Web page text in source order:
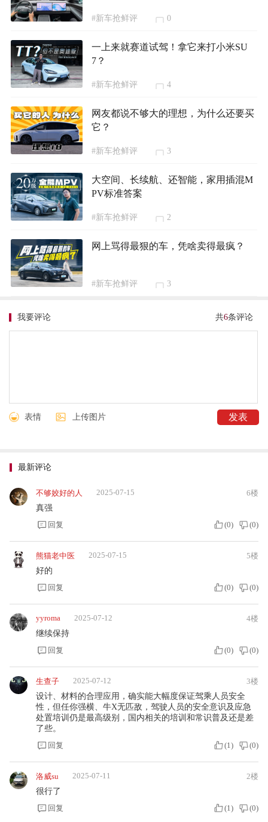
#新车抢鲜评 0
一上来就赛道试驾！拿它来打小米SU
7？
#新车抢鲜评 4
网友都说不够大的理想，为什么还要买
它？
#新车抢鲜评 3
大空间、长续航、还智能，家用插混M
PV标准答案
#新车抢鲜评 2
网上骂得最狠的车，凭啥卖得最疯？
#新车抢鲜评 3
共6条评论
我要评论
表情 上传图片
最新评论
不够姣好的人 2025-07-15
6楼
真强
回复
(0) (0)
熊猫老中医 2025-07-15
5楼
好的
回复
(0) (0)
yyroma 2025-07-12
4楼
继续保持
回复
(0) (0)
生查子 2025-07-12
3楼
设计、材料的合理应用，确实能大幅度保证驾乘人员安全
性，但任你强横、牛X无匹敌，驾驶人员的安全意识及应急
处置培训仍是最高级别，国内相关的培训和常识普及还是差
了些。
回复
(1 ) (0)
洛威su 2025-07-11
2楼
很行了
回复
(1 ) (0)